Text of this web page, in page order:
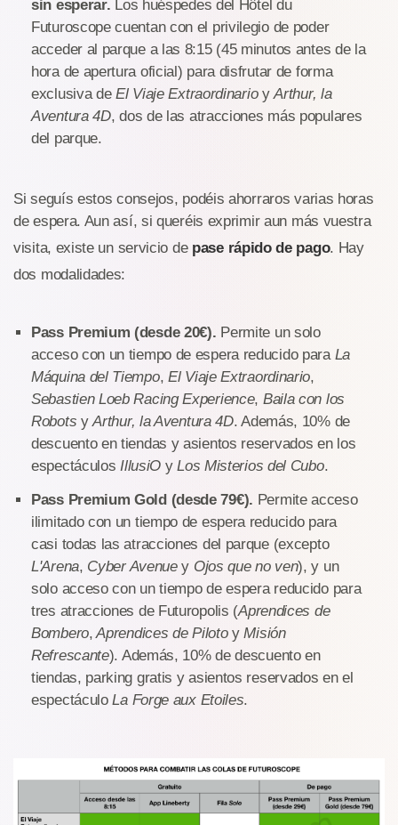
sin esperar. Los huéspedes del Hôtel du
Futuroscope cuentan con el privilegio de poder
acceder al parque a las 8:15 (45 minutos antes de la
hora de apertura oficial) para disfrutar de forma
exclusiva deEl Viaje ExtraordinarioyArthur, la
Aventura 4D, dos de las atracciones más populares
del parque.
Si seguís estos consejos, podéis ahorraros varias horas
de espera. Aun así, si queréis exprimir aun más vuestra
visita, existe un servicio de pase rápido de pago. Hay
dos modalidades:
Pass Premium (desde 20€). Permite un solo
acceso con un tiempo de espera reducido para La
Máquina del Tiempo,El Viaje Extraordinario,
Sebastien Loeb Racing Experience, Baila con los
Robots yArthur, la Aventura 4D. Además, 10% de
descuento en tiendas y asientos reservados en los
espectáculos IllusiO yLos Misterios del Cubo.
Pass Premium Gold (desde 79€). Permite acceso
ilimitado con un tiempo de espera reducido para
casi todas las atracciones del parque (excepto
L'Arena, Cyber Avenuey Ojos que no ven), y un
solo acceso con un tiempo de espera reducido para
tres atracciones de Futuropolis (Aprendices de
Bombero, Aprendices de PilotoyMisión
Refrescante). Además, 10% de descuento en
tiendas, parking gratis y asientos reservados en el
espectáculoLa Forge aux Etoiles.